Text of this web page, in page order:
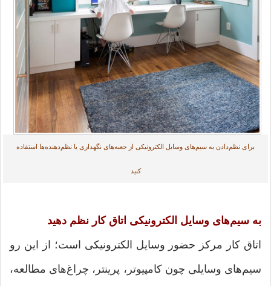
برای نظم‌دادن به سیم‌های وسایل الکترونیکی از جعبه‌های نگهداری یا نظم‌دهنده‌ها استفاده
کنید
به سیم‌های وسایل الکترونیکی اتاق کار نظم دهید
اتاق کار مرکز حضور وسایل الکترونیکی است؛ از این رو
سیم‌های وسایلی چون کامپیوتر، پرینتر، چراغ‌های مطالعه،